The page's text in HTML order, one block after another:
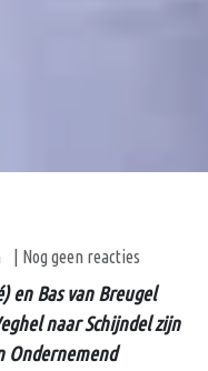
| Nog geen reacties
en Bas van Breugel
naar Schijndel zijn
Ondernemend